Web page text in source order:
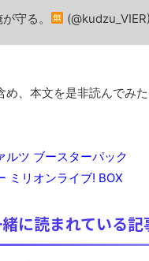
ンチ！ 極小カブトムシ発見
に…日本レトロゲーム協
体の悩み教えてくれ
山野辺太郎『いつか深い
守る。 (@kudzu_VIER)
、本文を是非読んでみ
ツ ブースターパック
ミリオンライブ! BOX
に読まれている記